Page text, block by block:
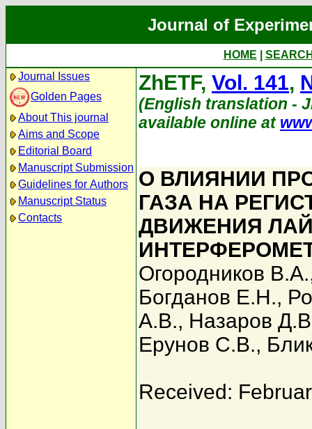
Journal of
HOME
Journal Issues
Golden Pages
About This journal
Aims and Scope
Editorial Board
Manuscript Submission
Guidelines for Authors
Manuscript Status
Contacts
ZhETF, Vol. 141,
(English translation -
available online at
О ВЛИЯНИИ
ГАЗА НА
ДВИЖЕНИЯ
Огородников В.А.
Богданов Е.Н.,
А.В., Назаров
Ерунов С.В.,
Received: